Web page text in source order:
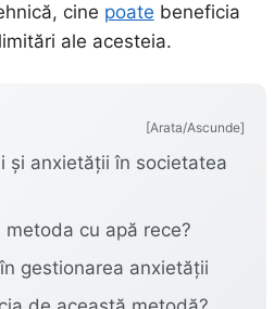
cine poate beneficia
ale acesteia.
[Arata/Ascunde]
și anxietății în societatea
cu apă rece?
gestionarea anxietății